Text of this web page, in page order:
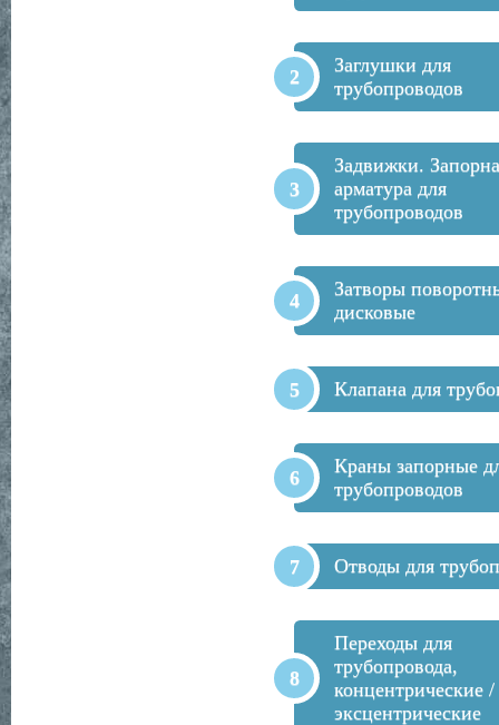
Заглушки для
трубопроводов
Задвижки.
арматура для
трубопроводов
Затворы
дисковые
Клапана для
Краны запорные
трубопроводов
Отводы для
Переходы для
трубопровода,
концентрические /
эксцентрические